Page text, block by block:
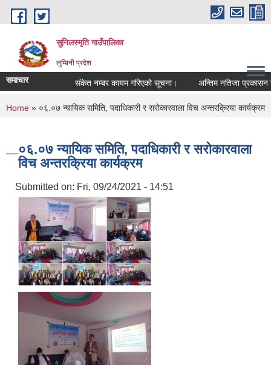
Skip to main content
सुनिलस्मृति गाउँपालिका
लुम्बिनी प्रदेश
समाचार संकेत नम्बर कायम गरिएको सूचना। अन्तिम नतिजा प्रकासन
You are here
Home » ०६.०७ न्यायिक समिति, पदाधिकारी र सरोकारवाला विच अन्तरक्रिया कार्यक्रम
०६.०७ न्यायिक समिति, पदाधिकारी र सरोकारवाला
विच अन्तरक्रिया कार्यक्रम
Submitted on: Fri, 09/24/2021 - 14:51